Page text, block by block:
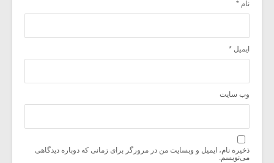
نام *
ایمیل *
وب‌ سایت
ذخیره نام، ایمیل و وبسایت من در مرورگر برای زمانی که دوباره دیدگاهی
می‌نویسم.